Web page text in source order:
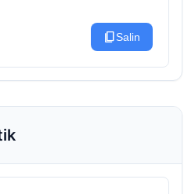
content_copySalin